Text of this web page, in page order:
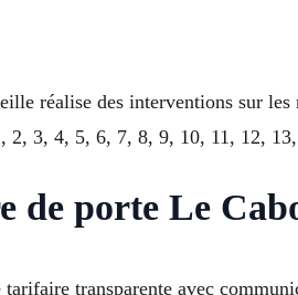
réalise des interventions sur
2, 3, 4, 5, 6, 7, 8, 9, 10, 11, 12,
de porte Le
transparente avec